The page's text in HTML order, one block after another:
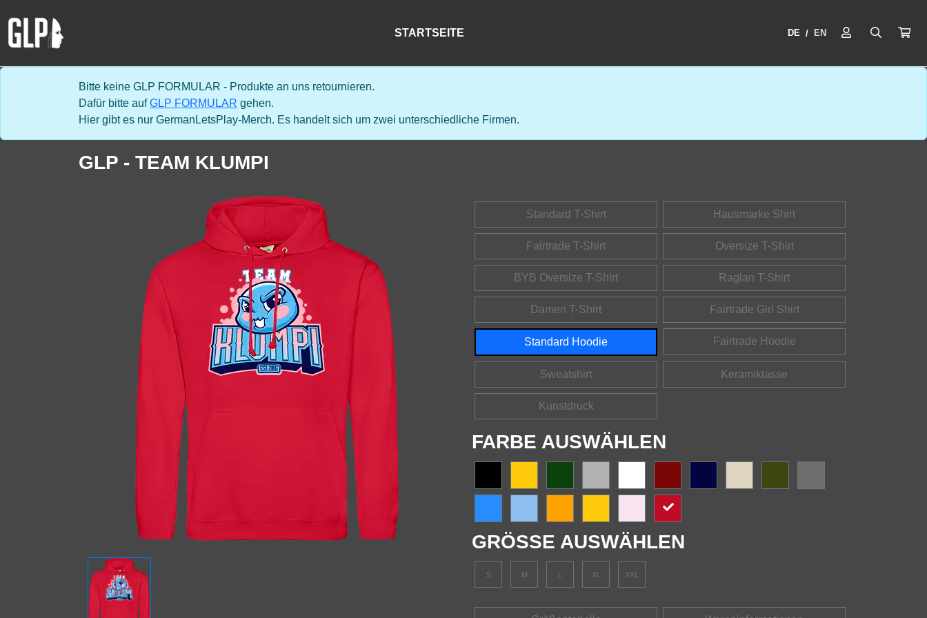
STARTSEITE DE / EN
Bitte keine GLP FORMULAR - Produkte an uns retournieren.
Dafür bitte aufGLP FORMULAR gehen.
Hier gibt es nur GermanLetsPlay-Merch. Es handelt sich um zwei unterschiedliche Firmen.
GLP - TEAM KLUMPI
Standard T-Shirt Hausmarke Shirt
Fairtrade T-Shirt Oversize T-Shirt
BYB Oversize T-Shirt Raglan T-Shirt
Damen T-Shirt Fairtrade Girl Shirt
Standard Hoodie Fairtrade Hoodie
Sweatshirt Keramiktasse
Kunstdruck
FARBE AUSWÄHLEN
GRÖSSE AUSWÄHLEN
S M L XL XXL